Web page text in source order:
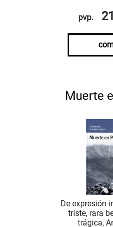
pvp.
Muerte
De expresión
triste, rara
trágica,